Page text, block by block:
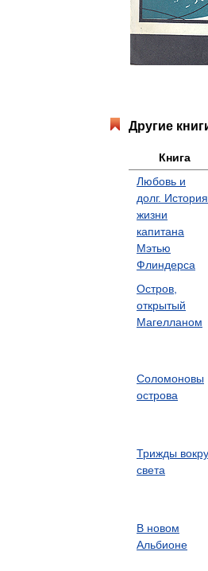
Другие
Книга
Любовь и
долг. История
жизни
капитана
Мэтью
Флиндерса
Остров,
открытый
Магелланом
Соломоновы
острова
Трижды
света
В новом
Альбионе